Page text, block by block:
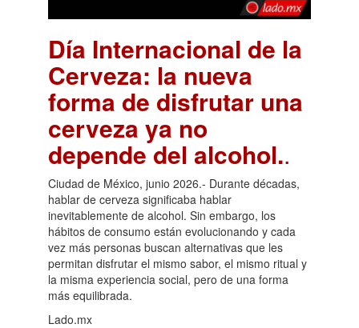
Día Internacional de la
Cerveza: la nueva
forma de disfrutar una
cerveza ya no
depende del alcohol..
Ciudad de México, junio 2026.- Durante décadas,
hablar de cerveza significaba hablar
inevitablemente de alcohol. Sin embargo, los
hábitos de consumo están evolucionando y cada
vez más personas buscan alternativas que les
permitan disfrutar el mismo sabor, el mismo ritual y
la misma experiencia social, pero de una forma
más equilibrada.
Lado.mx